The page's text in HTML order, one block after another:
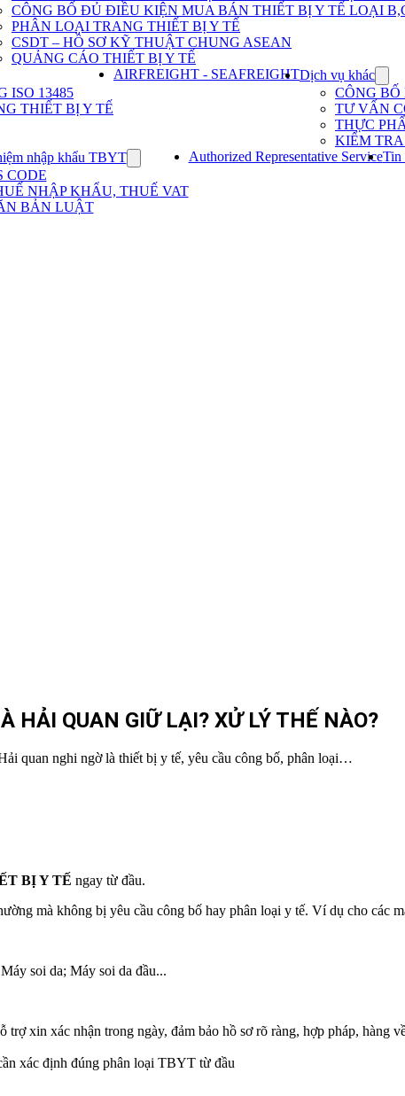
vụ
nhập
khẩu
TBYT
CÔNG BỐ ĐỦ ĐIỀU KIỆN MUA BÁN THIẾT BỊ Y TẾ LOẠI
PHÂN LOẠI TRANG THIẾT BỊ Y TẾ
CSDT – HỒ SƠ KỸ THUẬT CHUNG ASEAN
QUẢNG CÁO THIẾT BỊ Y TẾ
ISO 13485
THIẾT BỊ Y TẾ
AIRFREIGHT - SEAFREIGHTDịch vụ khác
for
Dịch
vụ
khác
CÔNG
TƯ VẤN
THỰC
KIỂM
nhập khẩu TBYT
submenu
for
Kinh
CODE
NHẬP KHẨU, THUẾ VAT
BẢN LUẬT
Authorized Representative ServiceTin
HẢI QUAN GIỮ LẠI? XỬ LÝ THẾ NÀO?
quan nghi ngờ là thiết bị y tế, yêu cầu công bố, phân loại…
BỊ Y TẾ ngay từ đầu.
mà không bị yêu cầu công bố hay phân loại y tế. Ví dụ cho các
soi da; Máy soi da đầu...
trợ xin xác nhận trong ngày, đảm bảo hồ sơ rõ ràng, hợp pháp, hàng
xác định đúng phân loại TBYT từ đầu